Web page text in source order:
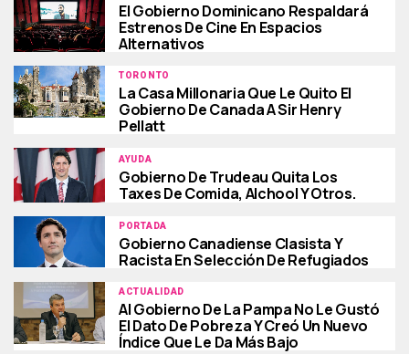
El Gobierno Dominicano Respaldará
Estrenos De Cine En Espacios
Alternativos
TORONTO
La Casa Millonaria Que Le Quito El
Gobierno De Canada A Sir Henry
Pellatt
AYUDA
Gobierno De Trudeau Quita Los
Taxes De Comida, Alchool Y Otros.
PORTADA
Gobierno Canadiense Clasista Y
Racista En Selección De Refugiados
ACTUALIDAD
Al Gobierno De La Pampa No Le Gustó
El Dato De Pobreza Y Creó Un Nuevo
Índice Que Le Da Más Bajo